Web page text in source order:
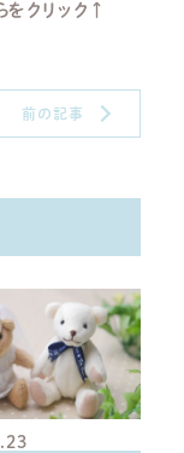
クリック↑
前の記事